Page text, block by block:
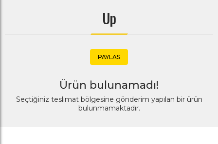
Up
PAYLAS
Ürün bulunamadı!
Seçtiğiniz teslimat bölgesine gönderim yapılan bir ürün
bulunmamaktadır.